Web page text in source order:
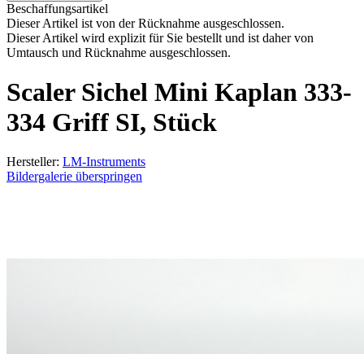
Beschaffungsartikel
Dieser Artikel ist von der Rücknahme ausgeschlossen.
Dieser Artikel wird explizit für Sie bestellt und ist daher von
Umtausch und Rücknahme ausgeschlossen.
Scaler Sichel Mini Kaplan 333-
334 Griff SI, Stück
Hersteller: LM-Instruments
Bildergalerie überspringen